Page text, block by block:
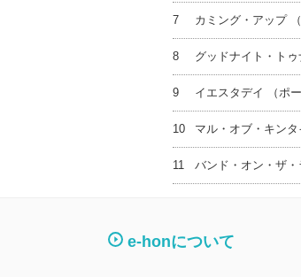
7 カミング・アップ
8 グッドナイト・ト
9 イエスタデイ （ポ
10 マル・オブ・キン
11 バンド・オン・ザ・
e-honについて